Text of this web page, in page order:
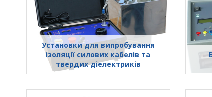
Установки для випробування
ізоляції силових кабелів та
твердих діелектриків